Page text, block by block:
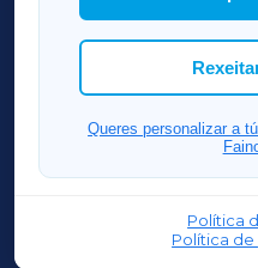
cookies que desexas
Queres personalizar a
Política
Política